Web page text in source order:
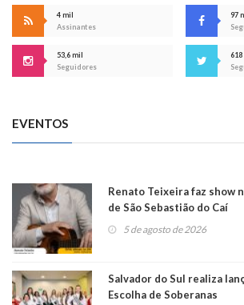
4 mil
Assinantes
97
53,6 mil
Seguidores
618
EVENTOS
Renato Teixeira faz show
de São Sebastião do Caí
5 de agosto de 2026
Salvador do Sul realiza
Escolha de Soberanas